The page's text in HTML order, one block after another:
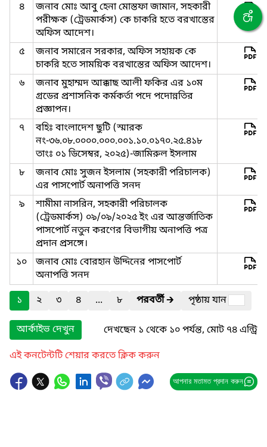
৪
জনাব মোঃ আবু হেনা মোস্তফা জামান, সহকারী
পরীক্ষক (ট্রেডমার্কস) কে চাকরি হতে বরখাস্তের
অফিস আদেশ।
৫
জনাব সমারেন সরকার, অফিস সহায়ক কে
চাকরি হতে সাময়িক বরখাস্তের অফিস আদেশ।
৬
জনাব মুহাম্মদ আক্কাছ আলী ফকির এর ১০ম
গ্রডের প্রশাসনিক কর্মকর্তা পদে পদোন্নতির
প্রজ্ঞাপন।
৭
বহিঃ বাংলাদেশ ছুটি (স্মারক
নং-৩৬.০৮.০০০০.০০০.০০১.১০.০১৭০.২৫.৪১৮
তাংঃ ০১ ডিসেম্বর, ২০২৫)-জামিরুল ইসলাম
৮
জনাব মোঃ সুজন ইসলাম (সহকারী পরিচালক)
এর পাসপোর্ট অনাপত্তি সনদ
৯
শামীমা নাসরিন, সহকারী পরিচালক
(ট্রেডমার্কস) ০৯/০৯/২০২৫ ইং এর আন্তর্জাতিক
পাসপোর্ট নতুন করণের বিভাগীয় অনাপত্তি পত্র
প্রদান প্রসঙ্গে।
১০
জনাব মোঃ বোরহান উদ্দিনের পাসপোর্ট
অনাপত্তি সনদ
১
২ ৩ ৪ ... ৮ পরবর্তী🡲 পৃষ্ঠায় যান
আর্কাইভ দেখুন
দেখছেন ১ থেকে ১০ পর্যন্ত, মোট ৭৪ এন্ট্রি
এই কনটেন্টটি শেয়ার করতে ক্লিক করুন
আপনার মতামত প্রদান করুন